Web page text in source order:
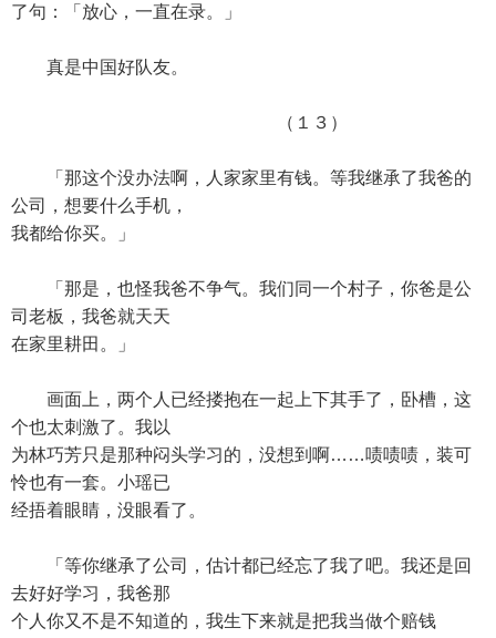
了句：「放心，一直在录。」
真是中国好队友。
（１３）
「那这个没办法啊，人家家里有钱。等我继承了我爸的
公司，想要什么手机，
我都给你买。」
「那是，也怪我爸不争气。我们同一个村子，你爸是公
司老板，我爸就天天
在家里耕田。」
画面上，两个人已经搂抱在一起上下其手了，卧槽，这
个也太刺激了。我以
为林巧芳只是那种闷头学习的，没想到啊……啧啧啧，装可
怜也有一套。小瑶已
经捂着眼睛，没眼看了。
「等你继承了公司，估计都已经忘了我了吧。我还是回
去好好学习，我爸那
个人你又不是不知道的，我生下来就是把我当做个赔钱